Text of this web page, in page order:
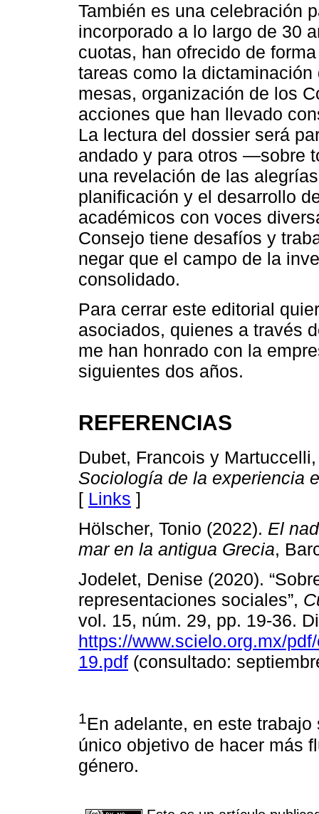
También es una celebración
incorporado a lo largo de 30
cuotas, han ofrecido de
tareas como la
mesas, organización de los
acciones que han llevado
La lectura del dossier será
andado y para otros ―sobre
una revelación de las
planificación y el desarrollo
académicos con voces
Consejo tiene desafíos y
negar que el campo de la
consolidado.
Para cerrar este editorial
asociados, quienes a través
me han honrado con la
siguientes dos años.
REFERENCIAS
Dubet, Francois y
Sociología de la experiencia
[ Links ]
Hölscher, Tonio (2022). El
mar en la antigua Grecia,
Jodelet, Denise (2020).
representaciones sociales”,
vol. 15, núm. 29, pp. 19-36.
https://www.scielo.org.mx/
19.pdf (consultado:
1En adelante, en este
único objetivo de hacer más
género.